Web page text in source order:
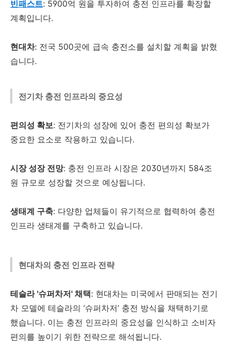
빈패스트: 5900억 원을 투자하여 충전 인프라를 확장할
계획입니다.
현대차: 전국 500곳에 급속 충전소를 설치할 계획을 밝혔
습니다.
전기차 충전 인프라의 중요성
편의성 확보: 전기차의 성장에 있어 충전 편의성 확보가
중요한 요소로 작용하고 있습니다.
시장 성장 전망: 충전 인프라 시장은 2030년까지 584조
원 규모로 성장할 것으로 예상됩니다.
생태계 구축: 다양한 업체들이 유기적으로 협력하여 충전
인프라 생태계를 구축하고 있습니다.
현대차의 충전 인프라 전략
테슬라 '슈퍼차저' 채택: 현대차는 미국에서 판매되는 전기
차 모델에 테슬라의 ‘슈퍼차저’ 충전 방식을 채택하기로
했습니다. 이는 충전 인프라의 중요성을 인식하고 소비자
편의를 높이기 위한 전략으로 해석됩니다.